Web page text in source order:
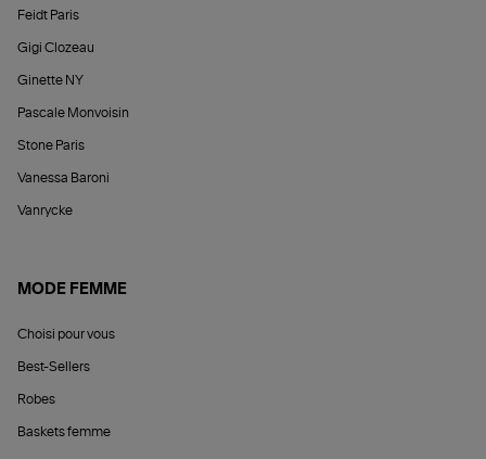
Feidt Paris
Gigi Clozeau
Ginette NY
Pascale Monvoisin
Stone Paris
Vanessa Baroni
Vanrycke
MODE FEMME
Choisi pour vous
Best-Sellers
Robes
Baskets femme